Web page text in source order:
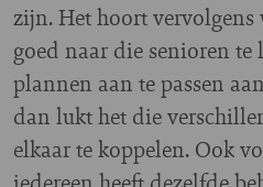
zijn. Het hoort vervolgens
goed naar die senioren te
plannen aan te passen
dan lukt het die
elkaar te koppelen. Ook